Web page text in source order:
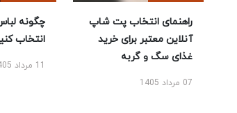
راهنمای انتخاب پت شاپ
آنلاین معتبر برای خرید
غذای سگ و گربه
07 مرداد 1405
چگونه
انتخاب
11 مرداد 1405